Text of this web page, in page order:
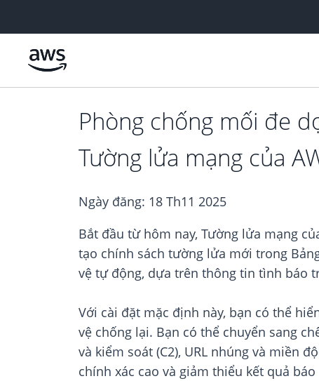
Phòng chống mối đe
Tường lửa mạng của
Ngày đăng: 18 Th11 2025
Bắt đầu từ hôm nay, Tường lửa mạng
tạo chính sách tường lửa mới trong
vệ tự động, dựa trên thông tin tình báo
Với cài đặt mặc định này, bạn có thể
vệ chống lại. Bạn có thể chuyển sang
và kiểm soát (C2), URL nhúng và miền
chính xác cao và giảm thiểu kết quả